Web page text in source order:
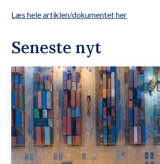
Læs hele artiklen/dokumentet her
Seneste nyt